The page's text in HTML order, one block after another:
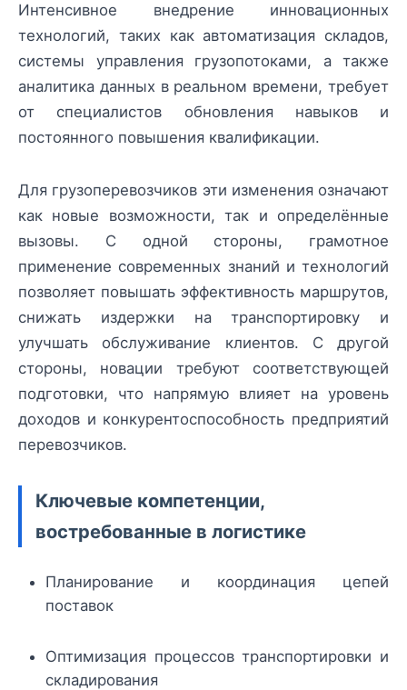
Интенсивное внедрение инновационных
технологий, таких как автоматизация складов,
системы управления грузопотоками, а также
аналитика данных в реальном времени, требует
от специалистов обновления навыков и
постоянного повышения квалификации.
Для грузоперевозчиков эти изменения означают
как новые возможности, так и определённые
вызовы. С одной стороны, грамотное
применение современных знаний и технологий
позволяет повышать эффективность маршрутов,
снижать издержки на транспортировку и
улучшать обслуживание клиентов. С другой
стороны, новации требуют соответствующей
подготовки, что напрямую влияет на уровень
доходов и конкурентоспособность предприятий
перевозчиков.
Ключевые компетенции,
востребованные в логистике
Планирование и координация цепей
поставок
Оптимизация процессов транспортировки и
складирования